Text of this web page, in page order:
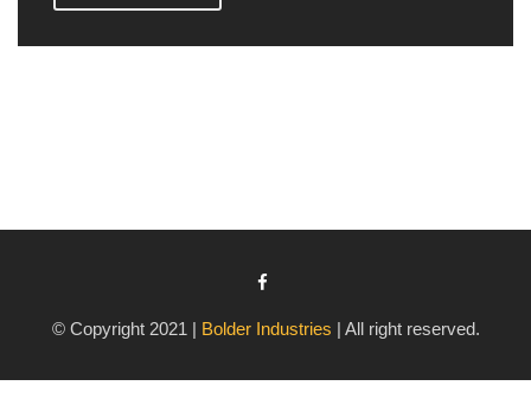
© Copyright 2021 | Bolder Industries | All right reserved.